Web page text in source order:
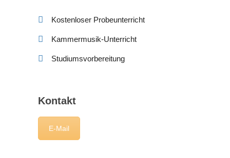
Kostenloser Probeunterricht
Kammermusik-Unterricht
Studiumsvorbereitung
Kontakt
E-Mail